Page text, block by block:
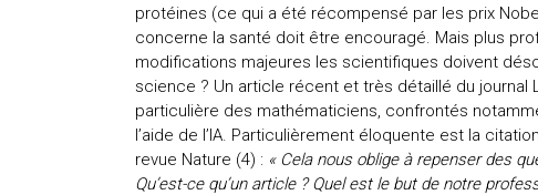
protéines (ce qui a été récompensé par les prix
concerne la santé doit être encouragé. Mais plus
modifications majeures les scientifiques doivent
science ? Un article récent et très détaillé du
particulière des mathématiciens, confrontés
l’aide de l’IA. Particulièrement éloquente est la
revue Nature (4) : « Cela nous oblige à repenser des
Qu’est-ce qu’un article ? Quel est le but de notre